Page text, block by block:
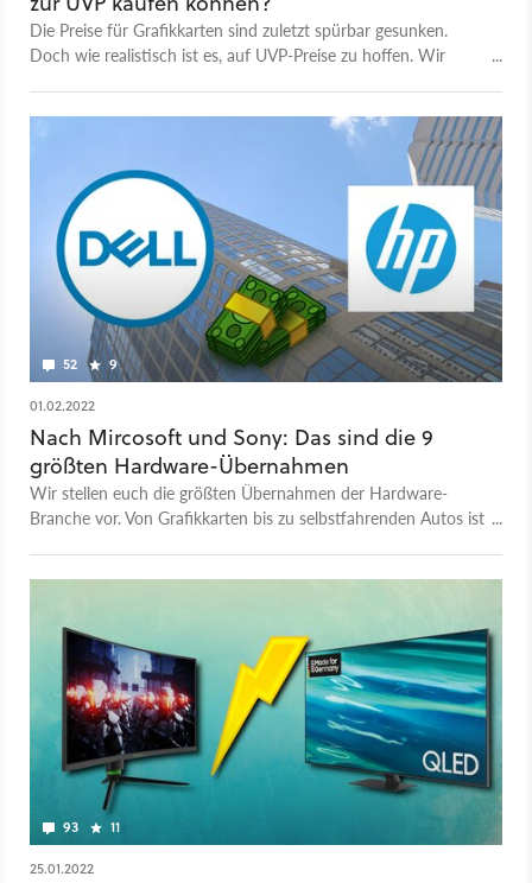
Die Preise für Grafikkarten sind zuletzt spürbar gesunken.
Doch wie realistisch ist es, auf UVP-Preise zu hoffen. Wir
52 9
01.02.2022
Nach Mircosoft und Sony: Das sind die 9
größten Hardware-Übernahmen
Wir stellen euch die größten Übernahmen der Hardware-
Branche vor. Von Grafikkarten bis zu selbstfahrenden Autos ist
93 11
25.01.2022